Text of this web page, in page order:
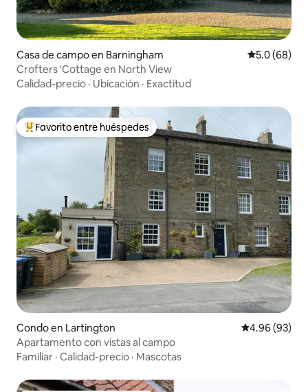
Casa de campo en Barningham Calificación
5.0 (68)
Crofters 'Cottage en North View
Calidad-precio · Ubicación · Exactitud
Favorito entre huéspedes preferido
Favorito entre huéspedes
Condo en Lartington Calificación
4.96 (93)
Apartamento con vistas al campo
Familiar · Calidad-precio · Mascotas